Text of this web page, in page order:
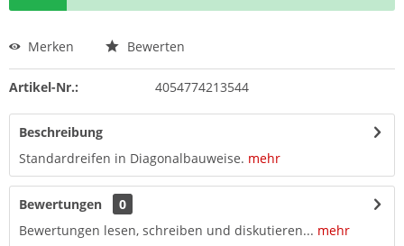
Merken Bewerten
Artikel-Nr.: 4054774213544
Beschreibung
Standardreifen in Diagonalbauweise. mehr
Bewertungen
0
Bewertungen lesen, schreiben und diskutieren... mehr